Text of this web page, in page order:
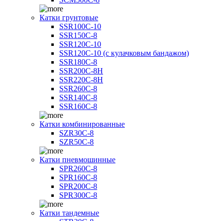
Катки грунтовые
SSR100C-10
SSR150C-8
SSR120C-10
SSR120C-10 (с кулачковым бандажом)
SSR180C-8
SSR200C-8H
SSR220C-8H
SSR260C-8
SSR140C-8
SSR160C-8
Катки комбинированные
SZR30C-8
SZR50C-8
Катки пневмошинные
SPR260C-8
SPR160C-8
SPR200C-8
SPR300C-8
Катки тандемные